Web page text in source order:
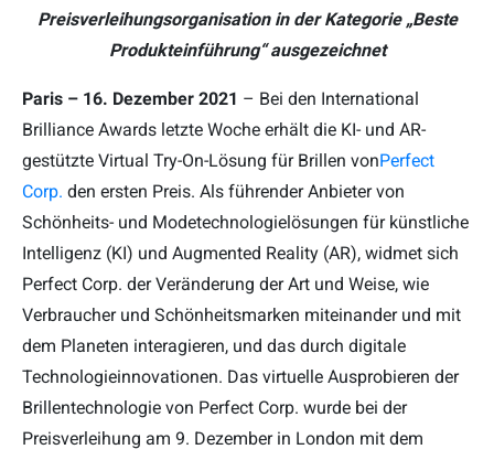
Preisverleihungsorganisation in der Kategorie „Beste
Produkteinführung“ ausgezeichnet
Paris – 16. Dezember 2021 – Bei den International
Brilliance Awards letzte Woche erhält die KI- und AR-
gestützte Virtual Try-On-Lösung für Brillen vonPerfect
Corp. den ersten Preis. Als führender Anbieter von
Schönheits- und Modetechnologielösungen für künstliche
Intelligenz (KI) und Augmented Reality (AR), widmet sich
Perfect Corp. der Veränderung der Art und Weise, wie
Verbraucher und Schönheitsmarken miteinander und mit
dem Planeten interagieren, und das durch digitale
Technologieinnovationen. Das virtuelle Ausprobieren der
Brillentechnologie von Perfect Corp. wurde bei der
Preisverleihung am 9. Dezember in London mit dem